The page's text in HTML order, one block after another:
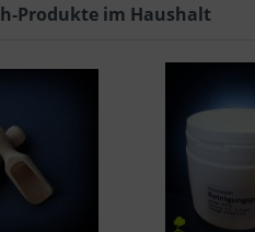
Produkte im Haushalt